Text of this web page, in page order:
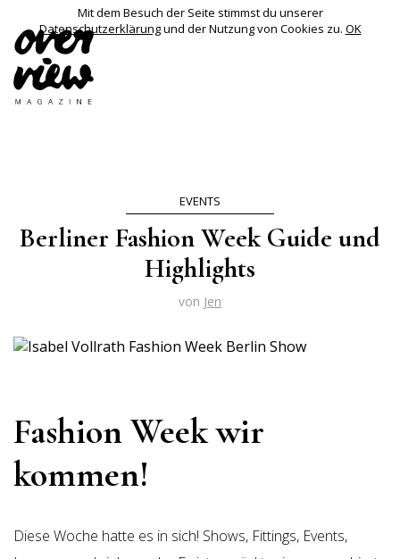
Mit dem Besuch der Seite stimmst du unserer
Datenschutzerklärungund der Nutzung von Cookies zu. OK
EVENTS
Berliner Fashion Week Guide und
Highlights
von Jen
Fashion Week wir
kommen!
Diese Woche hatte es in sich! Shows, Fittings, Events,